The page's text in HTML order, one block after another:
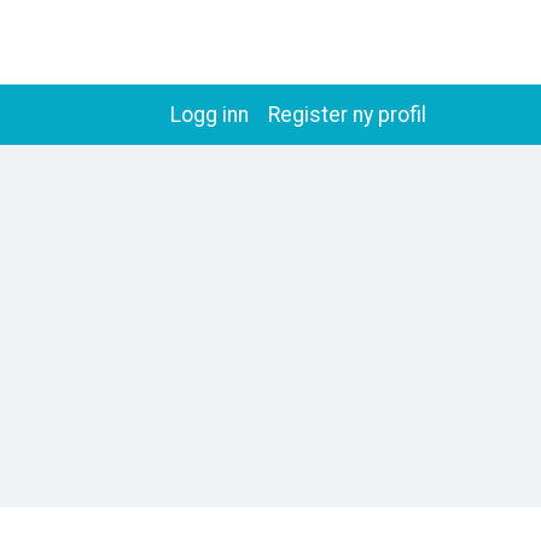
Register ny profil
Logg inn